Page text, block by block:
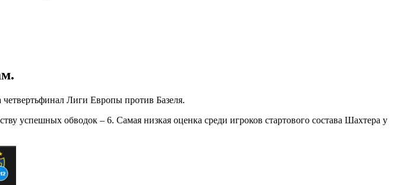
Лиги Европы против Базеля.
успешных обводок – 6. Самая низкая оценка среди игроков стартового состава Шахтера у